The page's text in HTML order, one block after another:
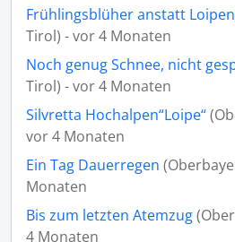
Frühlingsblüher anstatt
Tirol) - vor 4 Monaten
Noch genug Schnee, nicht
Tirol) - vor 4 Monaten
Silvretta Hochalpen“Loipe“
vor 4 Monaten
Ein Tag Dauerregen
Monaten
Bis zum letzten Atemzug
4 Monaten